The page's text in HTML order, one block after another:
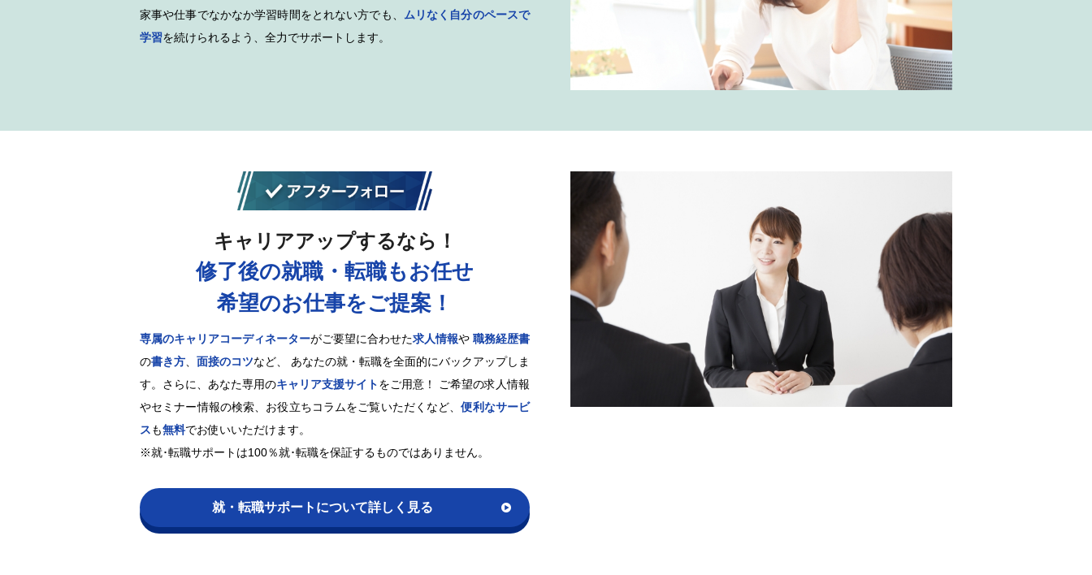
家事や仕事でなかなか学習時間をとれない方でも、 ムリなく自分のペースで
学習を続けられるよう、全力でサポートします。
キャリアアップするなら！
修了後の就職・転職もお任せ
希望のお仕事をご提案！
専属のキャリアコーディネーターがご要望に合わせた求人情報や 職務経歴書
の書き方 面接のコツなど、 あなたの就・転職を全面的にバックアップしま
す。さらに、あなた専用のキャリア支援サイトをご用意！ ご希望の求人情報
やセミナー情報の検索、お役立ちコラムをご覧いただくなど、便利なサービ
スも無料でお使いいただけます。
※就･転職サポートは100％就･転職を保証するものではありません。
就・転職サポートについて詳しく見る